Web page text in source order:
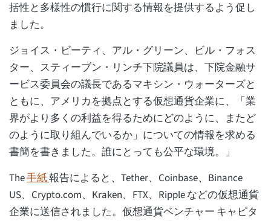
括性と多様性の慣行に関する情報を提供するよう促し
ました。
ジョイス・ビーティ、アル・グリーン、ビル・フォス
ター、スティーブン・リンチ下院議員は、下院金融サ
ービス委員会の議長であるマキシン・ウォーターズと
ともに、アメリカを拠点とする仮想通貨企業に、「業
界がより多くの利益を得るためにどのように、またど
のように取り組んでいるか」についての情報を求める
書簡を書きました。誰にとっても公平な環境。」
The手紙報告によると、Tether、Coinbase、Binance
US、Crypto.com、Kraken、FTX、Ripple などの仮想通貨
企業に送信されました。仮想通貨ベンチャー キャピタ